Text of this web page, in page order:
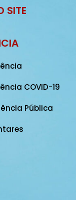
SITE
COVID-19
Pública